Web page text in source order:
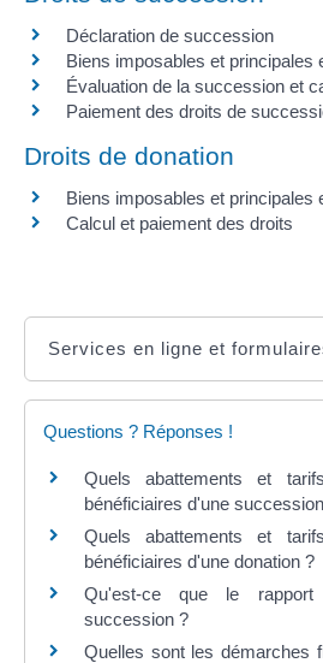
Déclaration de succession
Biens imposables et principales
Évaluation de la succession et
Paiement des droits de
Droits de donation
Biens imposables et principales
Calcul et paiement des droits
Services en ligne et
Questions ? Réponses !
Quels abattements et
bénéficiaires d'une
Quels abattements et
bénéficiaires d'une donation ?
Qu'est-ce que le
succession ?
Quelles sont les démarches